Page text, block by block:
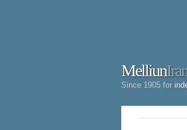
Melliun
Since 1905 for